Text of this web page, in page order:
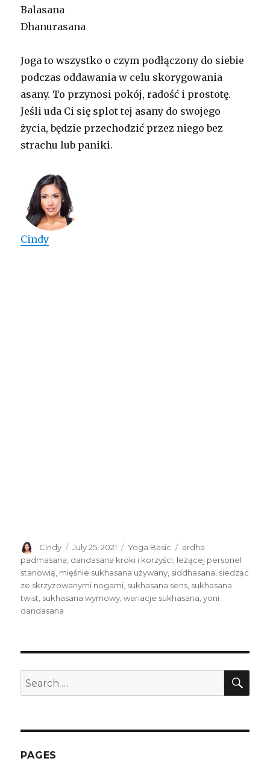
Balasana
Dhanurasana
Joga to wszystko o czym podłączony do siebie
podczas oddawania w celu skorygowania
asany. To przynosi pokój, radość i prostotę.
Jeśli uda Ci się splot tej asany do swojego
życia, będzie przechodzić przez niego bez
strachu lub paniki.
Cindy
Author
Cindy
Posted
on
July 25, 2021 Categories
Yoga Basic Tags
ardha
padmasana, dandasana kroki i korzyści, leżącej personel
stanowią, mięśnie sukhasana używany, siddhasana, siedząc
ze skrzyżowanymi nogami, sukhasana sens, sukhasana
twist, sukhasana wymowy,wariacje sukhasana,yoni
dandasana
Search
for:
PAGES